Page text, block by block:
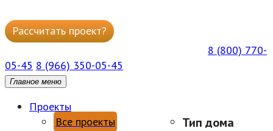
Рассчитать проект?
8 (800) 770-
05-45 8 (966) 350-05-45
Главное меню
Проекты
Все проекты
Тип дома